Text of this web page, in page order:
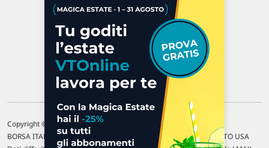
Chi siamo
Commenti e segnalazioni
Contattaci
Copyright © 1996-2026 Traderlink Italia s.r.l.
BORSA ITALIANA Quotazioni di borsa differite di 15 min. / MERCATO USA